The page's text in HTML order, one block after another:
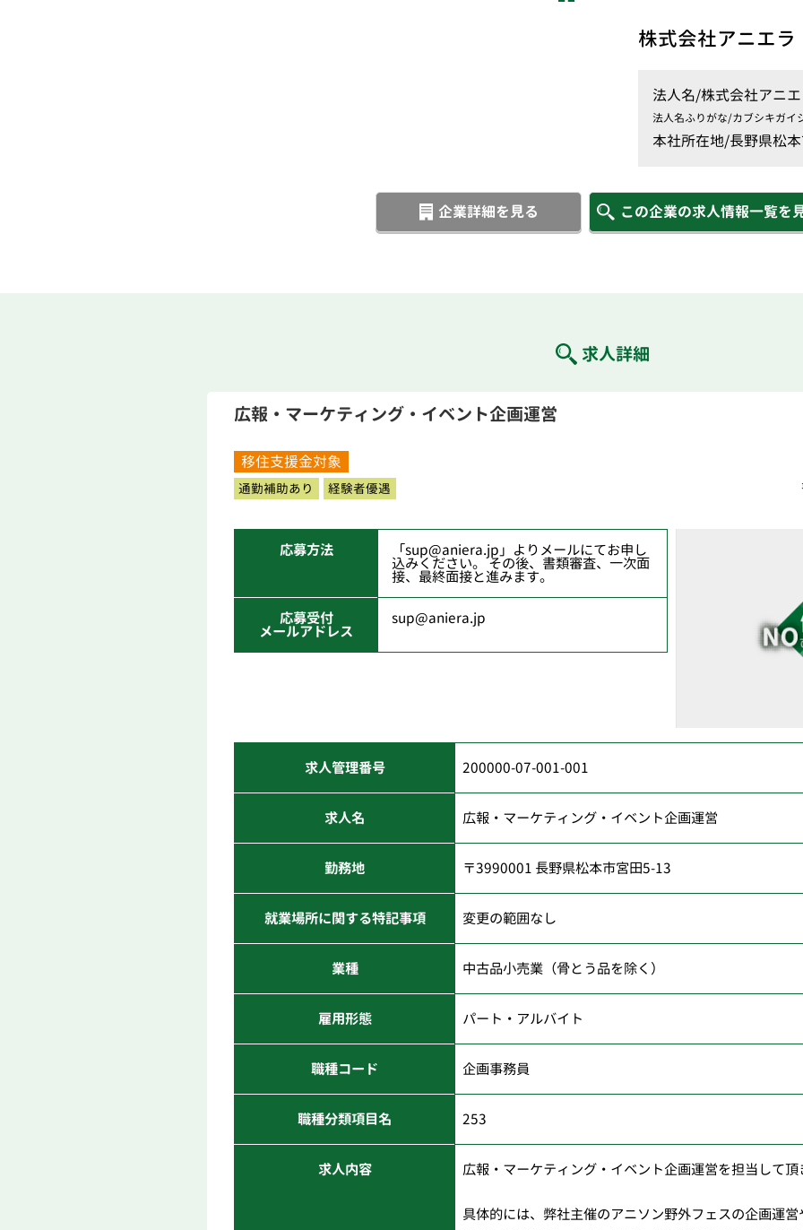
株式会社アニエラ
法人名/株式会社アニ
法人名ふりがな/カブシキガイ
本社所在地/長野県松
企業詳細を見る この企業の求人情報一覧を
求人詳細
広報・マーケティング・イベント企画運営
移住支援金対象
通勤補助あり 経験者優遇
応募方法 「sup@aniera.jp」よりメールにてお申し
込みください。 その後、書類審査、一次面
接、最終面接と進みます。
応募受付
メールアドレス
sup@aniera.jp
求人管理番号 200000-07-001-001
求人名 広報・マーケティング・イベント企画運営
勤務地 〒3990001 長野県松本市宮田5-13
就業場所に関する特記事項 変更の範囲なし
業種 中古品小売業（骨とう品を除く）
雇用形態 パート・アルバイト
職種コード 企画事務員
職種分類項目名 253
求人内容 広報・マーケティング・イベント企画運営を担当して頂
具体的には、弊社主催のアニソン野外フェスの企画運